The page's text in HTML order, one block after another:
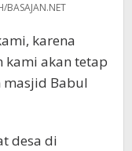
BASAJAN.NET
karena
kami akan tetap
masjid Babul
desa di